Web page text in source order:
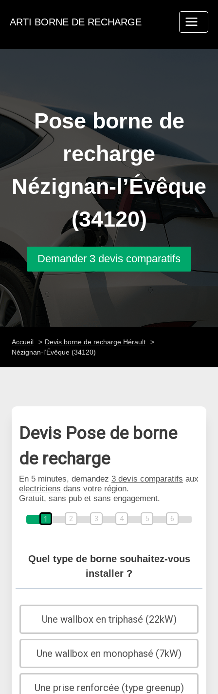
ARTI BORNE DE RECHARGE
Pose borne de
recharge
Nézignan-l’Évêque
(34120)
Demander 3 devis comparatifs
Accueil
Devis borne de recharge Hérault
Nézignan-l’Évêque (34120)
Devis Pose de borne
de recharge
En 5 minutes, demandez 3 devis comparatifs aux
electriciens dans votre région.
Gratuit, sans pub et sans engagement.
1 2 3 4 5 6
Quel type de borne souhaitez-vous
installer ?
Une wallbox en triphasé (22kW)
Une wallbox en monophasé (7kW)
Une prise renforcée (type greenup)